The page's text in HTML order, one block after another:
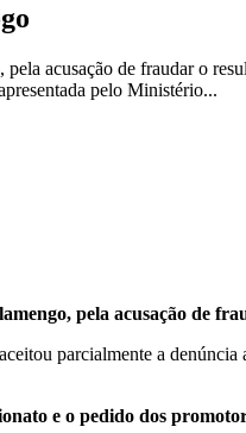
acusação de fraudar o
pelo Ministério...
pela acusação de
parcialmente a
e o pedido dos